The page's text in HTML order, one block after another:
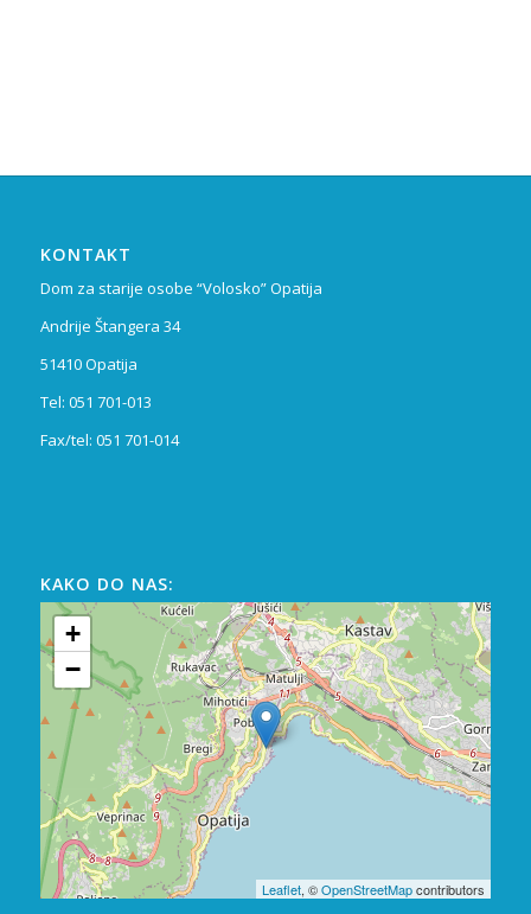
KONTAKT
Dom za starije osobe “Volosko” Opatija
Andrije Štangera 34
51410 Opatija
Tel: 051 701-013
Fax/tel: 051 701-014
KAKO DO NAS:
+
−
Leaflet, ©OpenStreetMapcontributors